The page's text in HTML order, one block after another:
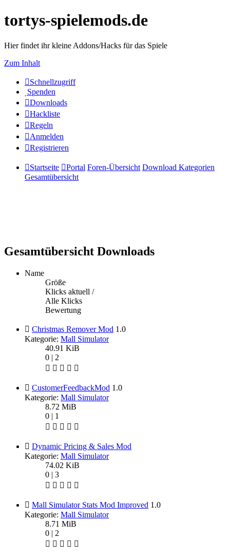
tortys-spielemods.de
Hier findet ihr kleine Addons/Hacks für das Spiele
Zum Inhalt
Schnellzugriff
Spenden
Downloads
Hackliste
Regeln
Anmelden
Registrieren
Startseite Portal Foren-Übersicht Download Kategorien
Gesamtübersicht
Gesamtübersicht Downloads
Name
Größe
Klicks aktuell /
Alle Klicks
Bewertung
Christmas Remover Mod 1.0
Kategorie: Mall Simulator
40.91 KiB
0 | 2
CustomerFeedbackMod 1.0
Kategorie: Mall Simulator
8.72 MiB
0 | 1
Dynamic Pricing & Sales Mod
Kategorie: Mall Simulator
74.02 KiB
0 | 3
Mall Simulator Stats Mod Improved 1.0
Kategorie: Mall Simulator
8.71 MiB
0 | 2